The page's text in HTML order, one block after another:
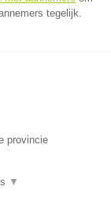
tegelijk.
provincie
▼